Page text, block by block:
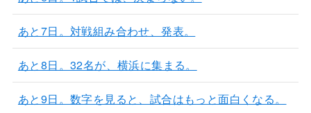
あと7日。対戦組み合わせ、発表。
あと8日。32名が、横浜に集まる。
あと9日。数字を見ると、試合はもっと面白くなる。